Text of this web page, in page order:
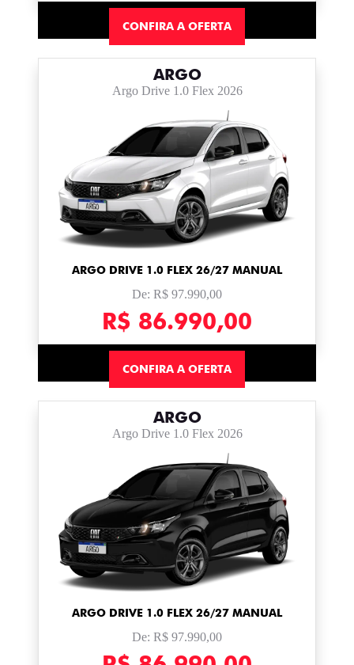
CONFIRA A OFERTA
ARGO
Argo Drive 1.0 Flex 2026
ARGO DRIVE 1.0 FLEX 26/27 MANUAL
De: R$ 97.990,00
R$ 86.990,00
CONFIRA A OFERTA
ARGO
Argo Drive 1.0 Flex 2026
ARGO DRIVE 1.0 FLEX 26/27 MANUAL
De: R$ 97.990,00